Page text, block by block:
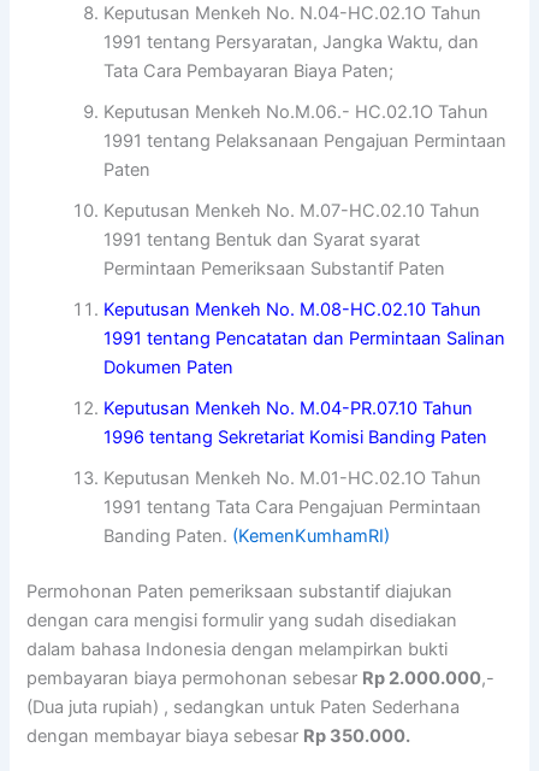
Keputusan Menkeh No. N.04-HC.02.1O Tahun
1991 tentang Persyaratan, Jangka Waktu, dan
Tata Cara Pembayaran Biaya Paten;
Keputusan Menkeh No.M.06.- HC.02.1O Tahun
1991 tentang Pelaksanaan Pengajuan Permintaan
Paten
Keputusan Menkeh No. M.07-HC.02.10 Tahun
1991 tentang Bentuk dan Syarat syarat
Permintaan Pemeriksaan Substantif Paten
Keputusan Menkeh No. M.08-HC.02.10 Tahun
1991 tentang Pencatatan dan Permintaan Salinan
Dokumen Paten
Keputusan Menkeh No. M.04-PR.07.10 Tahun
1996 tentang Sekretariat Komisi Banding Paten
Keputusan Menkeh No. M.01-HC.02.1O Tahun
1991 tentang Tata Cara Pengajuan Permintaan
Banding Paten. (KemenKumhamRI)
Permohonan Paten pemeriksaan substantif diajukan
dengan cara mengisi formulir yang sudah disediakan
dalam bahasa Indonesia dengan melampirkan bukti
pembayaran biaya permohonan sebesar Rp 2.000.000,-
(Dua juta rupiah) , sedangkan untuk Paten Sederhana
dengan membayar biaya sebesar Rp 350.000.